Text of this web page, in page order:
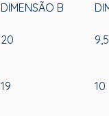
DIMENSÃO B
20 9,5
19 10